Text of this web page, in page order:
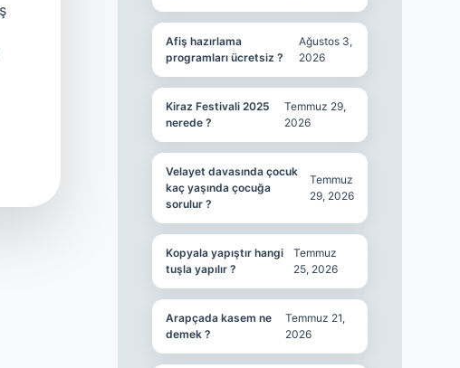
Afiş hazırlama
programları ücretsiz ?
Ağustos 3,
2026
Kiraz Festivali 2025
nerede ?
Temmuz 29,
2026
Velayet davasında çocuk
kaç yaşında çocuğa
sorulur ?
Temmuz
29, 2026
Kopyala yapıştır hangi
tuşla yapılır ?
Temmuz
25, 2026
Arapçada kasem ne
demek ?
Temmuz 21,
2026